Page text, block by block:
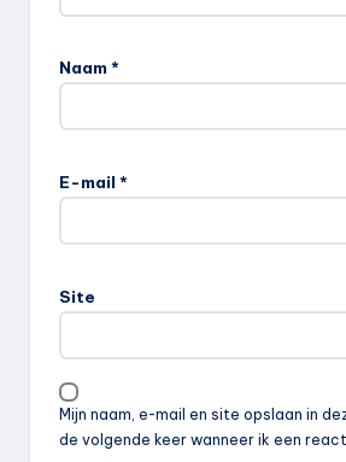
Naam *
E-mail *
Site
Mijn naam, e-mail en site opslaan in
de volgende keer wanneer ik een